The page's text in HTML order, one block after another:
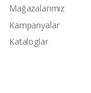
Mağazalarımız
Kampanyalar
Kataloglar